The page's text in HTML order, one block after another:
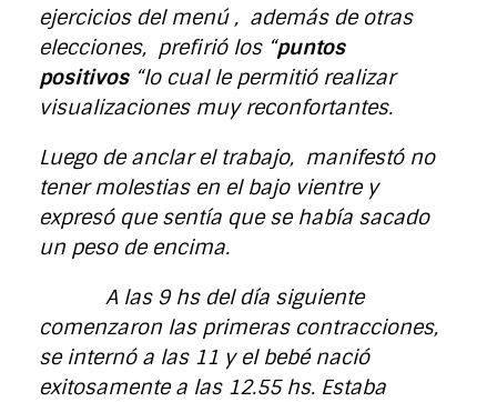
ejercicios del menú , además de otras
elecciones, prefirió los “puntos
positivos“lo cual le permitió realizar
visualizaciones muy reconfortantes.
Luego de anclar el trabajo, manifestó no
tener molestias en el bajo vientre y
expresó que sentía que se había sacado
un peso de encima.
A las 9 hs del día siguiente
comenzaron las primeras contracciones,
se internó a las 11 y el bebé nació
exitosamente a las 12.55 hs. Estaba